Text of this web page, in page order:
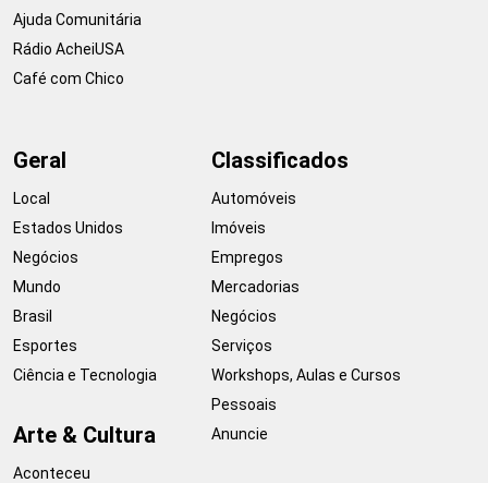
Ajuda Comunitária
Rádio AcheiUSA
Café com Chico
Geral
Local
Estados Unidos
Negócios
Mundo
Brasil
Esportes
Ciência e Tecnologia
Arte & Cultura
Aconteceu
Classificados
Automóveis
Imóveis
Empregos
Mercadorias
Negócios
Serviços
Workshops, Aulas e Cursos
Pessoais
Anuncie